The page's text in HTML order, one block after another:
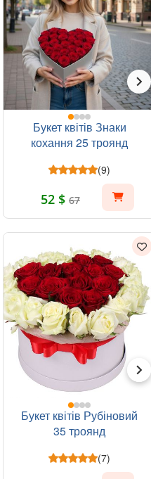
Букет квітів Знаки
кохання 25 троянд
(9)
52 $ 67
Букет квітів Рубіновий
35 троянд
(7)